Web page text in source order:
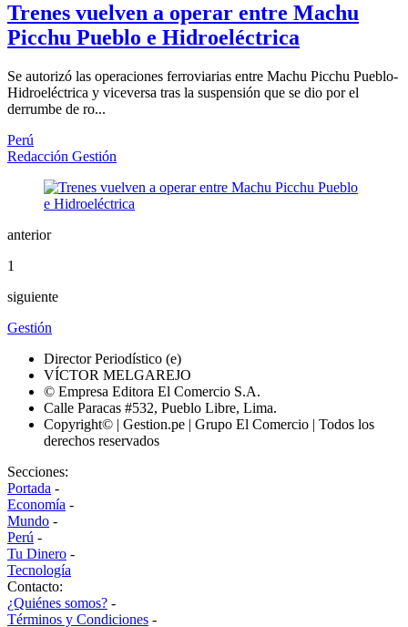
Trenes vuelven a operar entre Machu
Picchu Pueblo e Hidroeléctrica
Se autorizó las operaciones ferroviarias entre Machu Picchu Pueblo-
Hidroeléctrica y viceversa tras la suspensión que se dio por el
derrumbe de ro...
Perú
Redacción Gestión
anterior
1
siguiente
Gestión
Director Periodístico (e)
VÍCTOR MELGAREJO
© Empresa Editora El Comercio S.A.
Calle Paracas #532, Pueblo Libre, Lima.
Copyright© | Gestion.pe | Grupo El Comercio | Todos los
derechos reservados
Secciones:
Portada -
Economía -
Mundo -
Perú -
Tu Dinero -
Tecnología
Contacto:
¿Quiénes somos? -
Términos y Condiciones -